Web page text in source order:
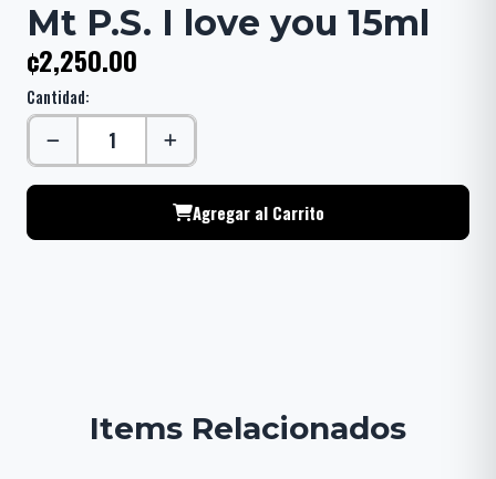
Mt P.S. I love you 15ml
¢2,250.00
Cantidad:
Agregar al Carrito
Items Relacionados